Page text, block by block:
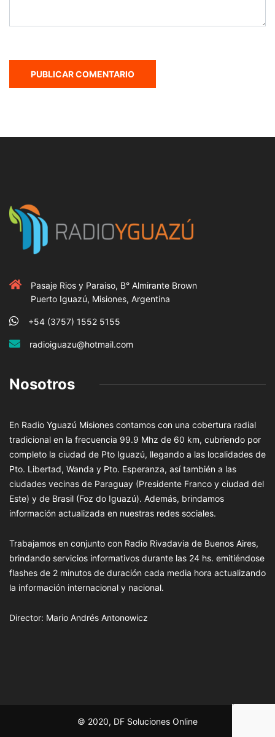
Pasaje Rios y Paraiso, B° Almirante Brown
Puerto Iguazú, Misiones, Argentina
+54 (3757) 1552 5155
radioiguazu@hotmail.com
Nosotros
En Radio Yguazú Misiones contamos con una cobertura radial
tradicional en la frecuencia 99.9 Mhz de 60 km, cubriendo por
completo la ciudad de Pto Iguazú, llegando a las localidades de
Pto. Libertad, Wanda y Pto. Esperanza, así también a las
ciudades vecinas de Paraguay (Presidente Franco y ciudad del
Este) y de Brasil (Foz do Iguazú). Además, brindamos
información actualizada en nuestras redes sociales.
Trabajamos en conjunto con Radio Rivadavia de Buenos Aires,
brindando servicios informativos durante las 24 hs. emitiéndose
flashes de 2 minutos de duración cada media hora actualizando
la información internacional y nacional.
Director: Mario Andrés Antonowicz
© 2020, DF Soluciones Online